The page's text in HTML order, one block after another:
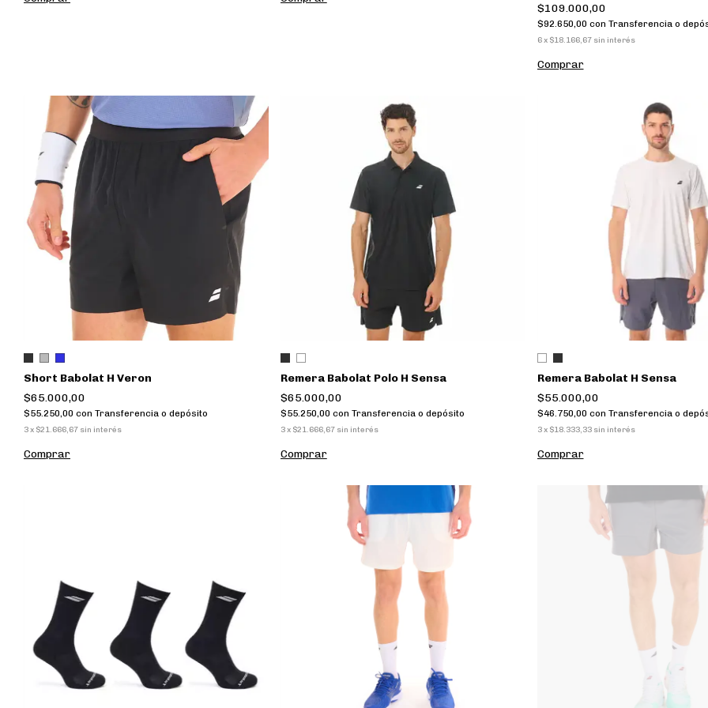
$109.000,00
$92.650,00 con Transferencia o
6 x $18.166,67 sin interés
Comprar
Short Babolat H Veron
$65.000,00
$55.250,00 con Transferencia o depósito
3x $21.666,67 sin interés
Comprar
Remera Babolat Polo H Sensa
$65.000,00
$55.250,00 con Transferencia o depósito
3x $21.666,67 sin interés
Comprar
Remera Babolat H Sensa
$55.000,00
$46.750,00 con Transferencia o
3 x $18.333,33 sin interés
Comprar